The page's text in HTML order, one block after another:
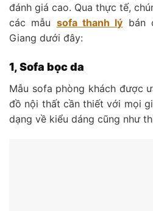
đánh giá cao. Qua thực tế,
các mẫu sofa thanh lý bán
Giang dưới đây:
1, Sofa bọc da
Mẫu sofa phòng khách được
đồ nội thất cần thiết với mọi
dạng về kiểu dáng cũng như